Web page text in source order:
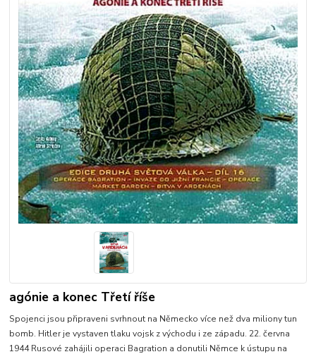
agónie a konec Třetí říše
Spojenci jsou připraveni svrhnout na Německo více než dva miliony tun
bomb. Hitler je vystaven tlaku vojsk z východu i ze západu. 22. června
1944 Rusové zahájili operaci Bagration a donutili Němce k ústupu na